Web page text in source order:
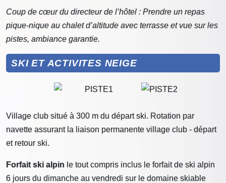
Coup de cœur du directeur de l’hôtel : Prendre un repas
pique-nique au chalet d’altitude avec terrasse et vue sur les
pistes, ambiance garantie.
SKI ET ACTIVITES NEIGE
Village club situé à 300 m du départ ski. Rotation par
navette assurant la liaison permanente village club - départ
et retour ski.
Forfait ski alpin le tout compris inclus le forfait de ski alpin
6 jours du dimanche au vendredi sur le domaine skiable